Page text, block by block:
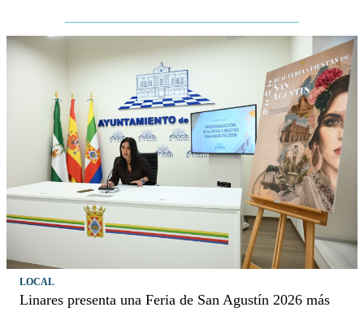
LOCAL
Linares presenta una Feria de San Agustín 2026 más